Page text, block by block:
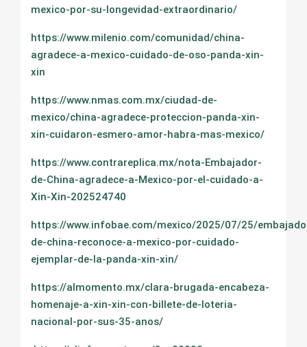
mexico-por-su-longevidad-extraordinario/
https://www.milenio.com/comunidad/china-
agradece-a-mexico-cuidado-de-oso-panda-xin-
xin
https://www.nmas.com.mx/ciudad-de-
mexico/china-agradece-proteccion-panda-xin-
xin-cuidaron-esmero-amor-habra-mas-mexico/
https://www.contrareplica.mx/nota-Embajador-
de-China-agradece-a-Mexico-por-el-cuidado-a-
Xin-Xin-202524740
https://www.infobae.com/mexico/2025/07/25/
de-china-reconoce-a-mexico-por-cuidado-
ejemplar-de-la-panda-xin-xin/
https://almomento.mx/clara-brugada-encabeza-
homenaje-a-xin-xin-con-billete-de-loteria-
nacional-por-sus-35-anos/